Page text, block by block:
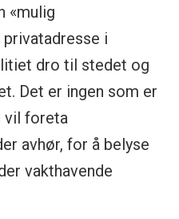
«mulig
privatadresse i
dro til stedet og
Det er ingen som er
vil foreta
avhør, for å belyse
vakthavende